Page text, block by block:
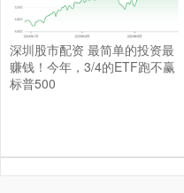
深圳股市配资 最简单的投资最
赚钱！今年，3/4的ETF跑不赢
标普500